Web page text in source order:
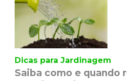
Dicas para Jardinagem
Saiba como e quando